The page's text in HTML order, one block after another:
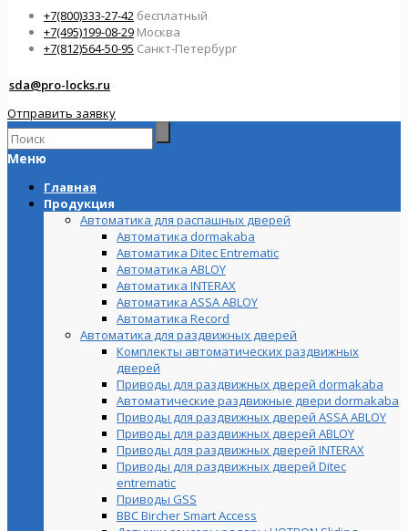
+7(800)333-27-42 бесплатный
+7(495)199-08-29 Москва
+7(812)564-50-95 Санкт-Петербург
sda@pro-locks.ru
Отправить заявку
Меню
Главная
Продукция
Автоматика для распашных дверей
Автоматика dormakaba
Автоматика Ditec Entrematic
Автоматика ABLOY
Автоматика INTERAX
Автоматика ASSA ABLOY
Автоматика Record
Автоматика для раздвижных дверей
Комплекты автоматических раздвижных
дверей
Приводы для раздвижных дверей dormakaba
Автоматические раздвижные двери dormakaba
Приводы для раздвижных дверей ASSA ABLOY
Приводы для раздвижных дверей ABLOY
Приводы для раздвижных дверей INTERAX
Приводы для раздвижных дверей Ditec
entrematic
Приводы GSS
BBC Bircher Smart Access